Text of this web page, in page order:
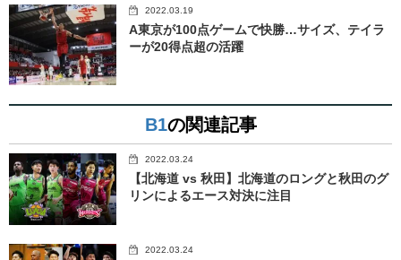
2022.03.19
A東京が100点ゲームで快勝…サイズ、テイラ
ーが20得点超の活躍
B1の関連記事
2022.03.24
【北海道 vs 秋田】北海道のロングと秋田のグ
リンによるエース対決に注目
2022.03.24